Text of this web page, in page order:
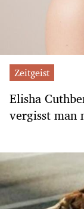
Zeitgeist
Elisha
vergisst man